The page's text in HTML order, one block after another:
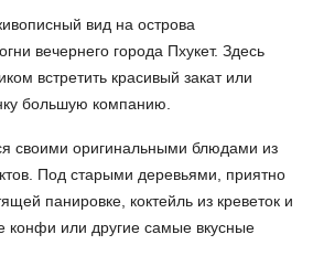
вид на острова
вечернего города Пхукет. Здесь
встретить красивый закат или
большую компанию.
своими оригинальными блюдами из
Под старыми деревьями, приятно
панировке, коктейль из креветок и
конфи или другие самые вкусные